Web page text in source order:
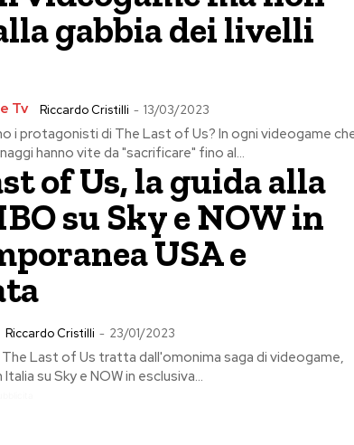
gabbia dei livelli
Tv Riccardo Cristilli - 13/03/2023
i protagonisti di The Last of Us? In ogni videogame
hanno vite da "sacrificare" fino al...
of Us, la guida alla
su Sky e NOW in
USA e
Riccardo Cristilli - 23/01/2023
Last of Us tratta dall'omonima saga di videogame,
Italia su Sky e NOW in esclusiva...